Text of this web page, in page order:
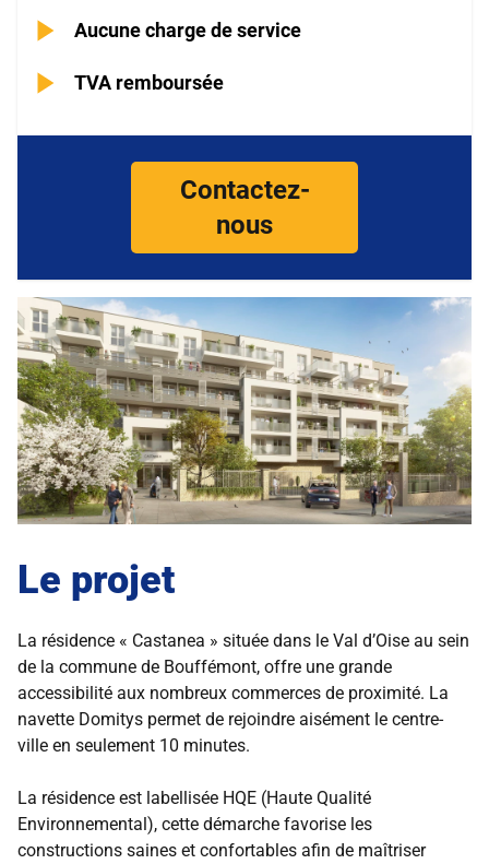
Aucune charge de service
TVA remboursée
Contactez-
nous
Le projet
La résidence « Castanea » située dans le Val d’Oise au sein
de la commune de Bouffémont, offre une grande
accessibilité aux nombreux commerces de proximité. La
navette Domitys permet de rejoindre aisément le centre-
ville en seulement 10 minutes.
La résidence est labellisée HQE (Haute Qualité
Environnemental), cette démarche favorise les
constructions saines et confortables afin de maîtriser